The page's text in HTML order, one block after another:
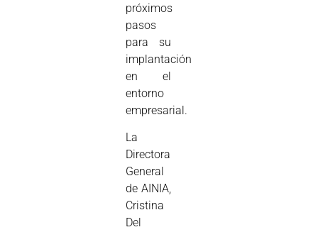
próximos
pasos
para su
implantación
en el
entorno
empresarial.
La
Directora
General
de AINIA,
Cristina
Del